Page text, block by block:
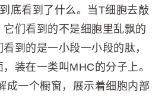
底看到了什么。当T细胞去敲
们看到的不是细胞里乱飘的
到的是一小段一小段的肽，
装在一类叫MHC的分子上。
成一个橱窗，展示着细胞内部